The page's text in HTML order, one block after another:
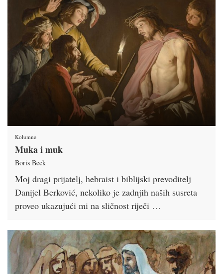
Kolumne
Muka i muk
Boris Beck
Moj dragi prijatelj, hebraist i biblijski prevoditelj
Danijel Berković, nekoliko je zadnjih naših susreta
proveo ukazujući mi na sličnost riječi …